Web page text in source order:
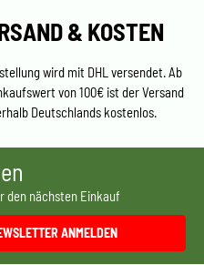
& KOSTEN
wird mit DHL versendet. Ab
von 100€ ist der Versand
Deutschlands kostenlos.
den nächsten Einkauf
ANMELDEN